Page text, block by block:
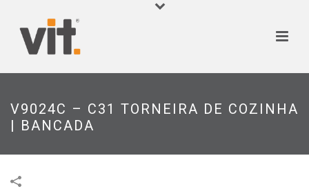
V9024C – C31 TORNEIRA DE COZINHA
| BANCADA